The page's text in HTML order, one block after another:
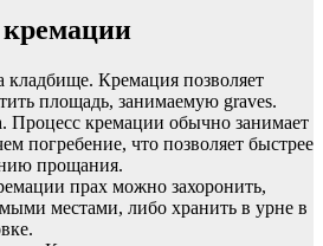
кладбище. Кремация позволяет
площадь, занимаемую graves.
Процесс кремации обычно занимает
погребение, что позволяет быстрее
прощания.
прах можно захоронить,
местами, либо хранить в урне в